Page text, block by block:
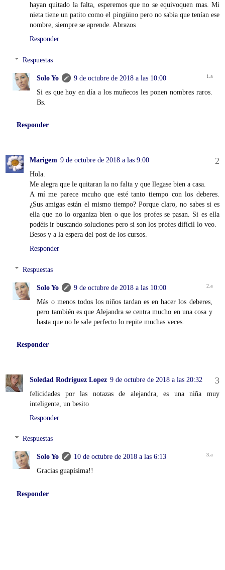
hayan quitado la falta, esperemos que no se equivoquen mas. Mi
nieta tiene un patito como el pingüino pero no sabia que tenían ese
nombre, siempre se aprende. Abrazos
Responder
Respuestas
Solo Yo
9 de octubre de 2018 a las 10:00
Si es que hoy en día a los muñecos les ponen nombres raros.
Bs.
Responder
Marigem 9 de octubre de 2018 a las 9:00
Hola.
Me alegra que le quitaran la no falta y que llegase bien a casa.
A mí me parece mcuho que esté tanto tiempo con los deberes.
¿Sus amigas están el mismo tiempo? Porque claro, no sabes si es
ella que no lo organiza bien o que los profes se pasan. Si es ella
podéis ir buscando soluciones pero si son los profes difícil lo veo.
Besos y a la espera del post de los cursos.
Responder
Respuestas
Solo Yo
9 de octubre de 2018 a las 10:00
Más o menos todos los niños tardan es en hacer los deberes,
pero también es que Alejandra se centra mucho en una cosa y
hasta que no le sale perfecto lo repite muchas veces.
Responder
Soledad Rodriguez Lopez 9 de octubre de 2018 a las 20:32
felicidades por las notazas de alejandra, es una niña muy
inteligente, un besito
Responder
Respuestas
Solo Yo
10 de octubre de 2018 a las 6:13
Gracias guapísima!!
Responder